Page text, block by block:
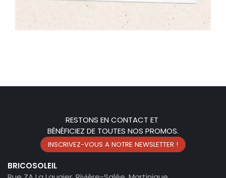
RESTONS EN CONTACT ET
BÉNÉFICIEZ DE TOUTES NOS PROMOS.
INSCRIVEZ-VOUS A NOTRE NEWSLETTER !
BRICOSOLEIL